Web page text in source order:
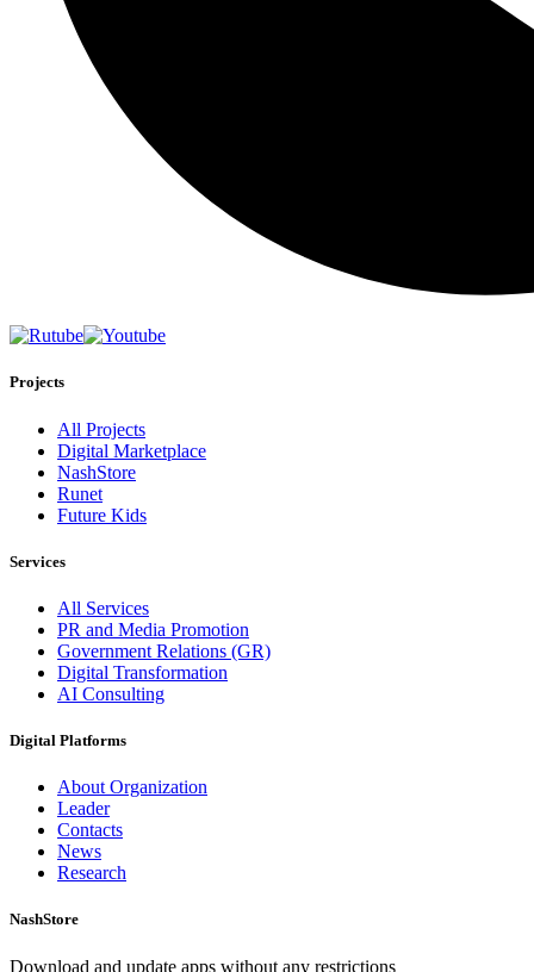
Projects
All Projects
Digital Marketplace
NashStore
Runet
Future Kids
Services
All Services
PR and Media Promotion
Government Relations (GR)
Digital Transformation
AI Consulting
Digital Platforms
About Organization
Leader
Contacts
News
Research
NashStore
Download and update apps without any restrictions